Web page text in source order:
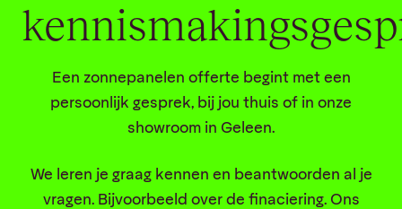
Een zonnepanelen offerte begint met een
persoonlijk gesprek, bij jou thuis of in onze
showroom in Geleen.
We leren je graag kennen en beantwoorden al je
vragen. Bijvoorbeeld over de finaciering. Ons